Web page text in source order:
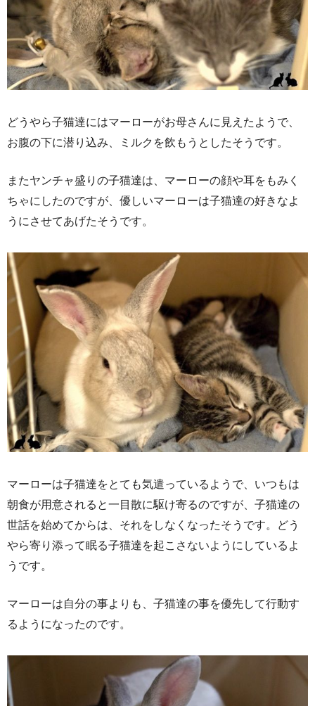
どうやら子猫達にはマーローがお母さんに見えたようで、
お腹の下に潜り込み、ミルクを飲もうとしたそうです。
またヤンチャ盛りの子猫達は、マーローの顔や耳をもみく
ちゃにしたのですが、優しいマーローは子猫達の好きなよ
うにさせてあげたそうです。
マーローは子猫達をとても気遣っているようで、いつもは
朝食が用意されると一目散に駆け寄るのですが、子猫達の
世話を始めてからは、それをしなくなったそうです。どう
やら寄り添って眠る子猫達を起こさないようにしているよ
うです。
マーローは自分の事よりも、子猫達の事を優先して行動す
るようになったのです。